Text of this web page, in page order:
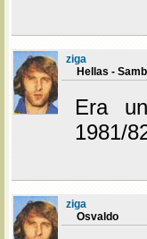
ziga
Hellas -
Era
1981/
ziga
Osvaldo